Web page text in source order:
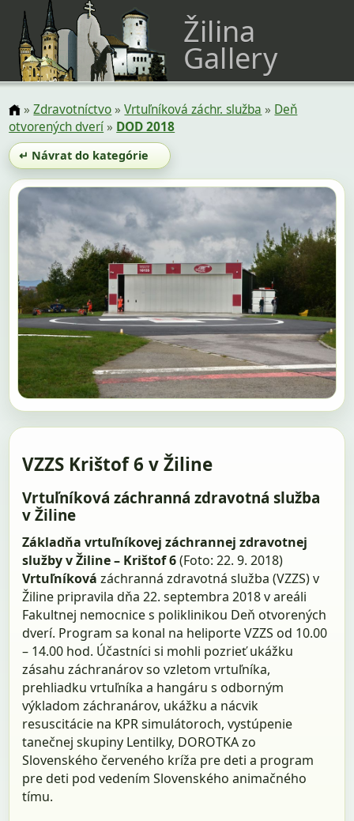
Žilina
Gallery
»Zdravotníctvo»Vrtuľníková záchr. služba » Deň
otvorených dverí» DOD 2018
↵ Návrat do kategórie
VZZS Krištof 6 v Žiline
Vrtuľníková záchranná zdravotná služba
v Žiline
Základňa vrtuľníkovej záchrannej zdravotnej
služby v Žiline – Krištof 6(Foto: 22. 9. 2018)
Vrtuľníková záchranná zdravotná služba (VZZS) v
Žiline pripravila dňa 22. septembra 2018 v areáli
Fakultnej nemocnice s poliklinikou Deň otvorených
dverí. Program sa konal na heliporte VZZS od 10.00
– 14.00 hod. Účastníci si mohli pozrieť ukážku
zásahu záchranárov so vzletom vrtuľníka,
prehliadku vrtuľníka a hangáru s odborným
výkladom záchranárov, ukážku a nácvik
resuscitácie na KPR simulátoroch, vystúpenie
tanečnej skupiny Lentilky, DOROTKA zo
Slovenského červeného kríža pre deti a program
pre deti pod vedením Slovenského animačného
tímu.